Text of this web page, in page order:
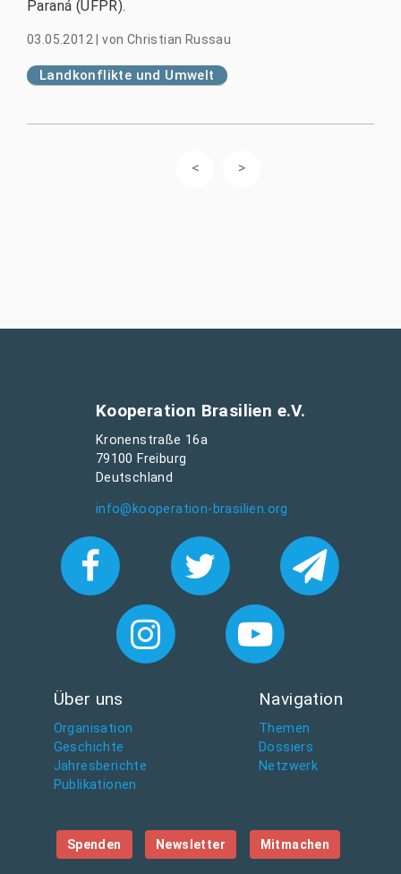
Paraná (UFPR).
03.05.2012 |von Christian Russau
Landkonflikte und Umwelt
Kooperation Brasilien e.V.
Kronenstraße 16a
79100 Freiburg
Deutschland
info@kooperation-brasilien.org
Über uns
Organisation
Geschichte
Jahresberichte
Publikationen
Navigation
Themen
Dossiers
Netzwerk
Spenden Newsletter Mitmachen